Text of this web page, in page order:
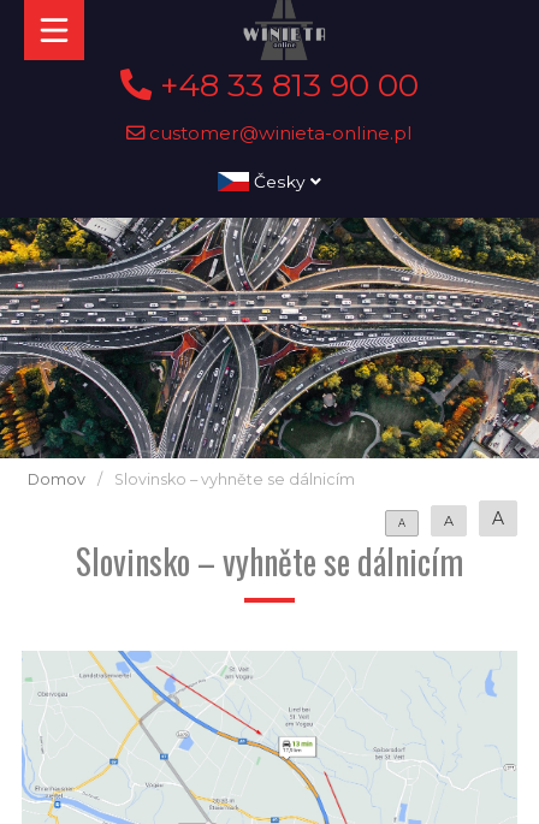
+48 33 813 90 00
customer@winieta-online.pl
Česky
Domov / Slovinsko – vyhněte se dálnicím
A A A
Slovinsko – vyhněte se dálnicím